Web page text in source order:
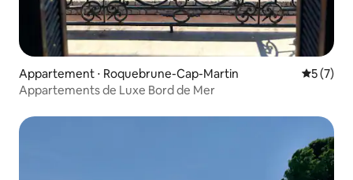
Appartement ⋅ Roquebrune-Cap-Martin
5 (7)
Appartements de Luxe Bord de Mer